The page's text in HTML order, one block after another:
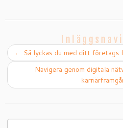
← Så lyckas du med ditt företags
Navigera genom digitala